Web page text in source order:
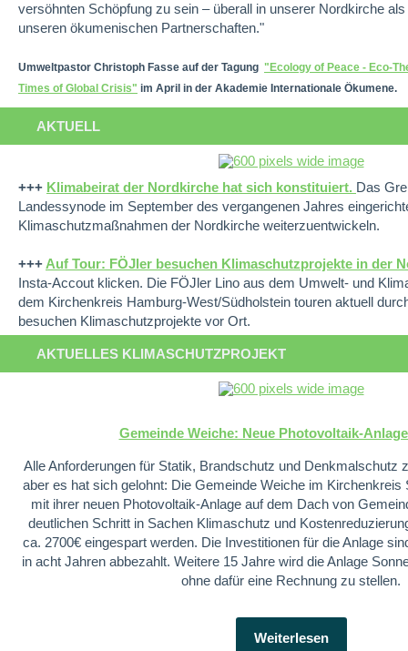
versöhnten Schöpfung zu sein – überall in unserer Nordkirche
unseren ökumenischen Partnerschaften."
Umweltpastor Christoph Fasse auf der Tagung "Ecology of Peace - Eco-
Times of Global Crisis" im April in der Akademie Internationale Ökumene.
AKTUELL
+++ Klimabeirat der Nordkirche hat sich konstituiert. Das
Landessynode im September des vergangenen Jahres
Klimaschutzmaßnahmen der Nordkirche weiterzuentwickeln.
+++ Auf Tour: FÖJler besuchen Klimaschutzprojekte in der
Insta-Accout klicken. Die FÖJler Lino aus dem Umwelt- und
dem Kirchenkreis Hamburg-West/Südholstein touren aktuell
besuchen Klimaschutzprojekte vor Ort.
AKTUELLES KLIMASCHUTZPROJEKT
Gemeinde Weiche: Neue Photovoltaik-
Alle Anforderungen für Statik, Brandschutz und Denkmalschutz
aber es hat sich gelohnt: Die Gemeinde Weiche im Kirchenkreis
mit ihrer neuen Photovoltaik-Anlage auf dem Dach von
deutlichen Schritt in Sachen Klimaschutz und
ca. 2700€ eingespart werden. Die Investitionen für die Anlage
in acht Jahren abbezahlt. Weitere 15 Jahre wird die Anlage
ohne dafür eine Rechnung zu stellen.
Weiterlesen